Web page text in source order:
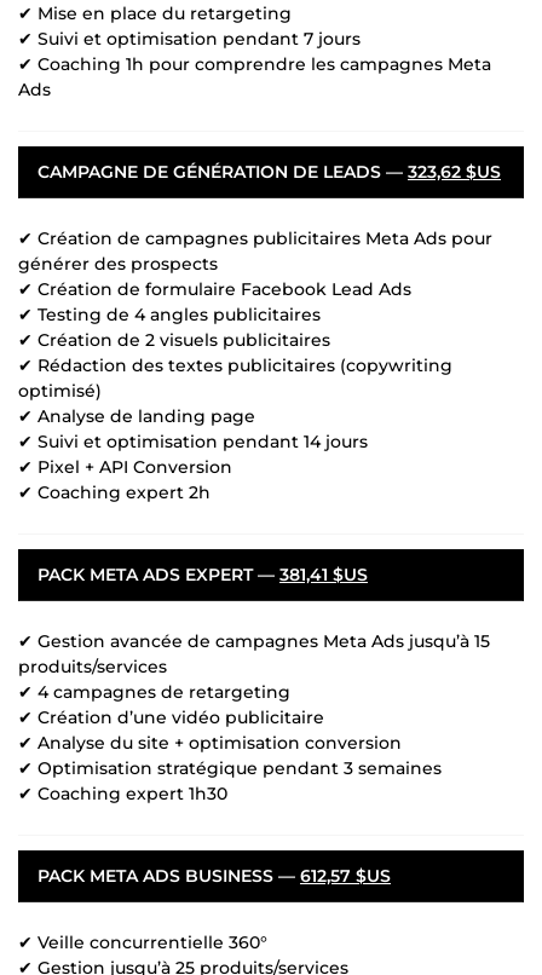
✔ Mise en place du retargeting
✔ Suivi et optimisation pendant 7 jours
✔ Coaching 1h pour comprendre les campagnes Meta
Ads
CAMPAGNE DE GÉNÉRATION DE LEADS — 323,62 $US
✔ Création de campagnes publicitaires Meta Ads pour
générer des prospects
✔ Création de formulaire Facebook Lead Ads
✔ Testing de 4 angles publicitaires
✔ Création de 2 visuels publicitaires
✔ Rédaction des textes publicitaires (copywriting
optimisé)
✔ Analyse de landing page
✔ Suivi et optimisation pendant 14 jours
✔ Pixel + API Conversion
✔ Coaching expert 2h
PACK META ADS EXPERT — 381,41 $US
✔ Gestion avancée de campagnes Meta Ads jusqu’à 15
produits/services
✔ 4 campagnes de retargeting
✔ Création d’une vidéo publicitaire
✔ Analyse du site + optimisation conversion
✔ Optimisation stratégique pendant 3 semaines
✔ Coaching expert 1h30
PACK META ADS BUSINESS — 612,57 $US
✔ Veille concurrentielle 360°
✔ Gestion jusqu’à 25 produits/services